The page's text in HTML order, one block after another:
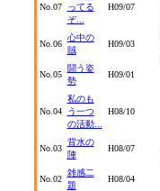
No.07
ってる
ぞ...
H09/07
No.06
心中の
賊
H09/03
No.05
闘う姿
勢
H09/01
No.04
私のも
う一つ
の活動...
H08/10
No.03
背水の
陣
H08/07
No.02
雑感二
題
H08/04